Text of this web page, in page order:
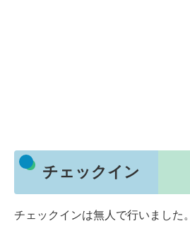
チェックイン
チェックインは無人で行いました。